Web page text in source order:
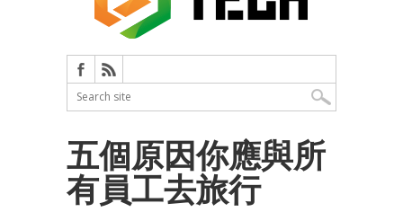
五個原因你應與所
有員工去旅行